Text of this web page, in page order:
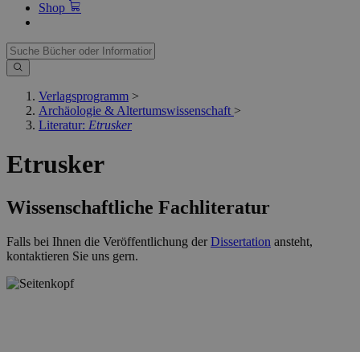
Shop
Verlagsprogramm >
Archäologie & Altertumswissenschaft >
Literatur: Etrusker
Etrusker
Wissenschaftliche Fachliteratur
Falls bei Ihnen die Veröffentlichung derDissertation ansteht,
kontaktieren Sie uns gern.